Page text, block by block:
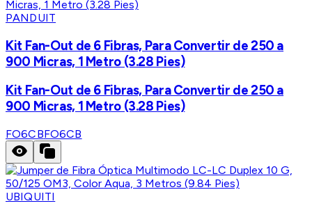
PANDUIT
Kit Fan-Out de 6 Fibras, Para Convertir de 250 a
900 Micras, 1 Metro (3.28 Pies)
Kit Fan-Out de 6 Fibras, Para Convertir de 250 a
900 Micras, 1 Metro (3.28 Pies)
FO6CBFO6CB
UBIQUITI